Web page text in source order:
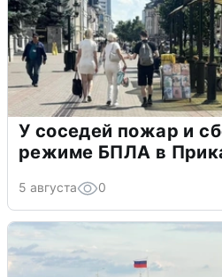
У соседей пожар и
режиме БПЛА в
5 августа 0